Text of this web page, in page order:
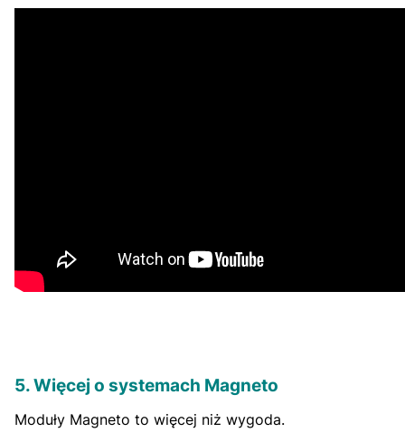
5. Więcej o systemach Magneto
Moduły Magneto to więcej niż wygoda.